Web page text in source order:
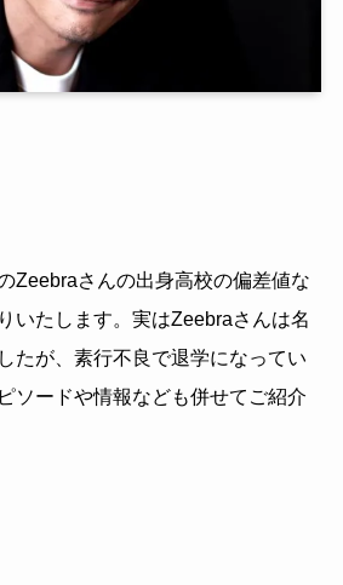
Zeebraさんの出身高校の偏差値な
いたします。実はZeebraさんは名
たが、素行不良で退学になってい
ソードや情報なども併せてご紹介